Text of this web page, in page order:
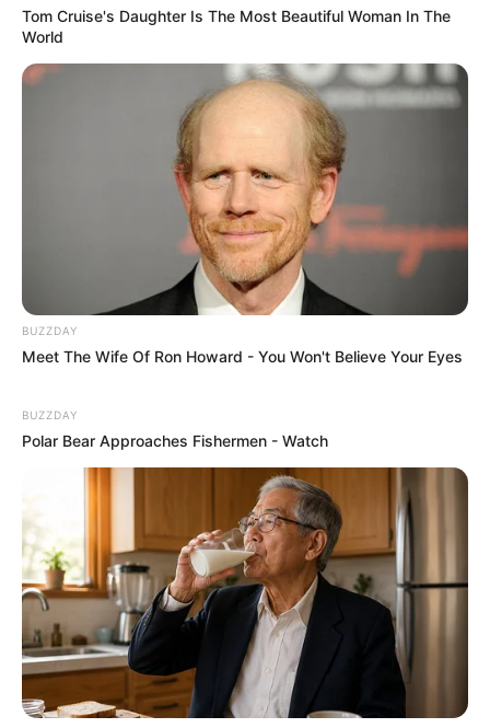
Kurfürstliches Schloss mit Römisch-
Das größte und prunkvollste
Renaissanceschloss von Rheinland-Pfalz
steht in Mainz. Ursprünglich sollte die Anlage sogar noch
größer werden. Aber der Dreißigjährigen Krieg kam
dazwischen. Das große Bauwerk beherbergt heute das
Römisch-Germanische Zentralmuseum.
Gutenbergmuseum in Mainz
Im Haus zum Römischen Kaiser, einem
prunkvollen Renaissancehause am
Ausstellung über Johannes Gutenberg und seiner
Weder durch Brände, Kriege oder andere
Ereignisse wurde die 1154 erstmals
erwähnte Kleinstadt je zerstört. In
Meisenheim stehen deshalb Baudenkmäler, die bis in das
14. Jahrhundert zurückreichen. Neben zahlreichen
Adelshöfen und Fachwerkhäusern sind das insbesondere
das gotische Rathaus, die spätgotische Schlosskirche
und Reste des mittelalterlichen Mauerrings mit dem
Tom Cruise's Daughter Is The Most Beautiful Woman In The
World
BUZZDAY
Meet The Wife Of Ron Howard - You Won't Believe Your Eyes
BUZZDAY
Polar Bear Approaches Fishermen - Watch